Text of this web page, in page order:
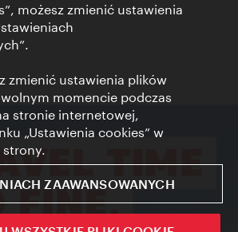
danych osobowych
możesz zmienić ustawienia
zmienić ustawienia plików
momencie podczas
stronie internetowej,
„Ustawienia cookies” w
strony.
ZAAWANSOWANYCH